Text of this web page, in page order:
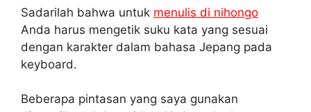
Sadarilah bahwa untuk menulis di nihongo
Anda harus mengetik suku kata yang sesuai
dengan karakter dalam bahasa Jepang pada
keyboard.
Beberapa pintasan yang saya gunakan